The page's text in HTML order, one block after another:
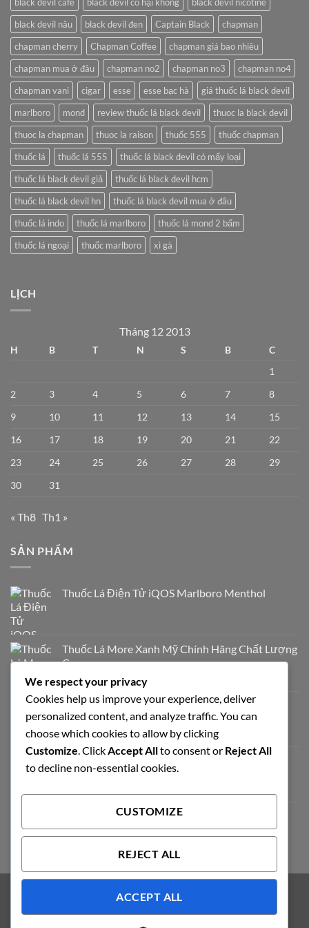
black devil nâu
black devil đen Captain Black
chapman
chapman cherry
Chapman Coffee
chapman giá bao nhiêu
chapman mua ở đâu
chapman no2 chapman no3
chapman no4
chapman vani
cigar esse esse bạc hà
giá thuốc lá black devil
marlboro
mond review thuốc lá black devil
thuoc la black devil
thuoc la chapman
thuoc la raison thuốc 555
thuốc chapman
thuốc lá
thuốc lá 555
thuốc lá black devil có mấy loại
thuốc lá black devil giả
thuốc lá black devil hcm
thuốc lá black devil hn
thuốc lá black devil mua ở đâu
thuốc lá indo
thuốc lá marlboro
thuốc lá mond 2 bấm
thuốc lá ngoại
thuốc marlboro xì gà
LỊCH
Tháng 12 2013
H B T N S B
C
1
2
3 4 5 6 7
8
9
10 11 12 13 14
15
16
17 18 19 20 21
22
23
24 25 26 27 28
29
30
31
« Th8 Th1 »
SẢN PHẨM
Thuốc Lá Điện Tử iQOS Marlboro Menthol
Thuốc Lá More Xanh Mỹ Chính Hãng Chất Lượng
Cao
700.000₫
Thuốc Lá Milano Trắng Vị Truyền Thống
320.000₫
Esse Himalaya Thuốc Lá Hàn Quốc Chính Hãng
Chapman Apple Chính Hãng
450.000₫
PayPal Stripe
On
We respect your privacy
Cookies help us improve your experience, deliver
personalized content, and analyze traffic. You can
choose which cookies to allow by clicking
Customize. ClickAccept Allto consent or Reject All
to decline non-essential cookies.
CUSTOMIZE
REJECT ALL
ACCEPT ALL